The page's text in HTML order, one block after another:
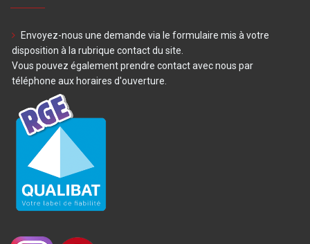
Envoyez-nous une demande via le formulaire mis à votre
disposition à la rubrique contact du site.
Vous pouvez également prendre contact avec nous par
téléphone aux horaires d'ouverture.